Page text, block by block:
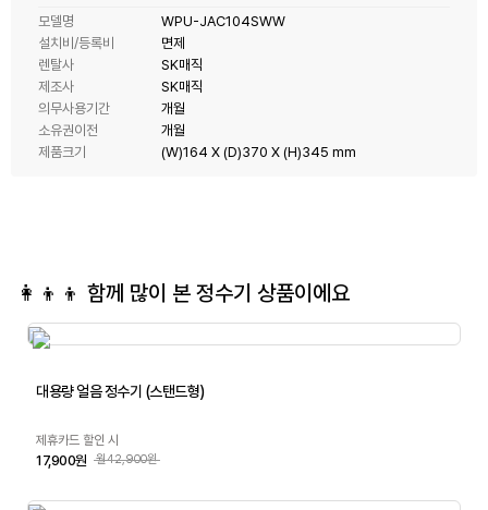
모델명
WPU-JAC104SWW
설치비/등록비
면제
렌탈사
SK매직
제조사
SK매직
의무사용기간
개월
소유권이전
개월
제품크기
(W)164 X (D)370 X (H)345 mm
👩‍👦‍👦 함께 많이 본 정수기 상품이에요
대용량 얼음 정수기 (스탠드형)
제휴카드 할인 시
17,900원 월42,900원